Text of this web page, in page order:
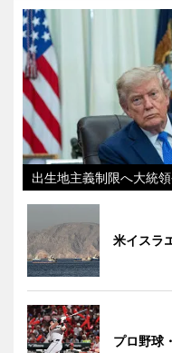
出生地主義制限へ大統
米イスラ
プロ野球